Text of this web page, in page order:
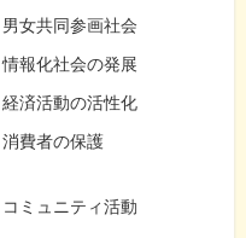
男女共同参画社会
情報化社会の発展
経済活動の活性化
消費者の保護
コミュニティ活動